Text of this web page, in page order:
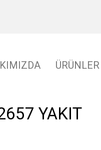
ÜRÜNLER
YAKIT